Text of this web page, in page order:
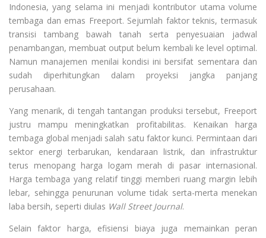
Indonesia, yang selama ini menjadi kontributor utama volume
tembaga dan emas Freeport. Sejumlah faktor teknis, termasuk
transisi tambang bawah tanah serta penyesuaian jadwal
penambangan, membuat output belum kembali ke level optimal.
Namun manajemen menilai kondisi ini bersifat sementara dan
sudah diperhitungkan dalam proyeksi jangka panjang
perusahaan.
Yang menarik, di tengah tantangan produksi tersebut, Freeport
justru mampu meningkatkan profitabilitas. Kenaikan harga
tembaga global menjadi salah satu faktor kunci. Permintaan dari
sektor energi terbarukan, kendaraan listrik, dan infrastruktur
terus menopang harga logam merah di pasar internasional.
Harga tembaga yang relatif tinggi memberi ruang margin lebih
lebar, sehingga penurunan volume tidak serta-merta menekan
laba bersih, seperti diulas Wall Street Journal.
Selain faktor harga, efisiensi biaya juga memainkan peran